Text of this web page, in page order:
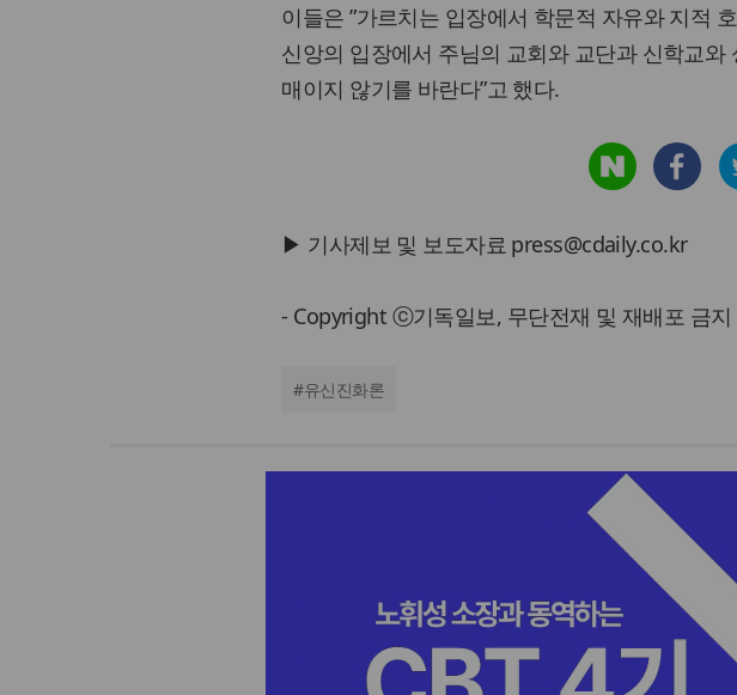
이들은 ”가르치는 입장에서 학문적 자유와 지적
신앙의 입장에서 주님의 교회와 교단과 신학교
매이지 않기를 바란다”고 했다.
▶ 기사제보 및 보도자료 press@cdaily.co.kr
- Copyright ⓒ기독일보, 무단전재 및 재배포 금지
#유신진화론